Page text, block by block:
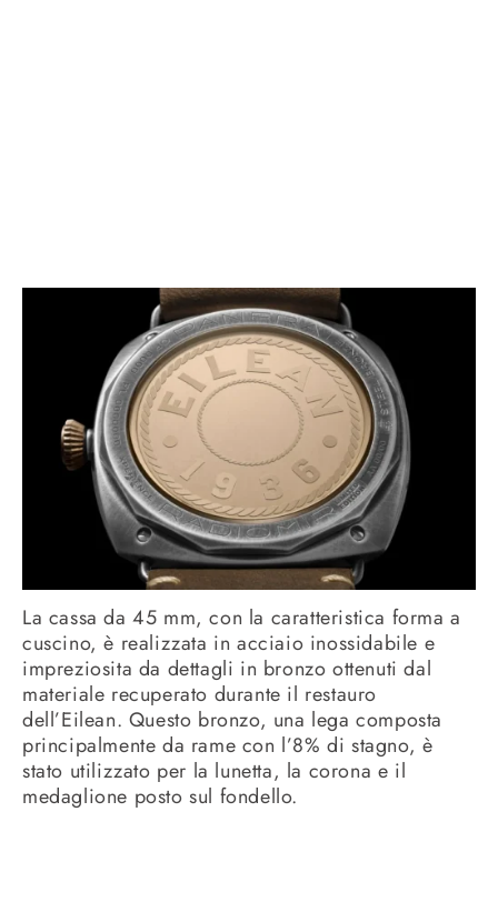
La cassa da 45 mm, con la caratteristica forma a
cuscino, è realizzata in acciaio inossidabile e
impreziosita da dettagli in bronzo ottenuti dal
materiale recuperato durante il restauro
dell’Eilean. Questo bronzo, una lega composta
principalmente da rame con l’8% di stagno, è
stato utilizzato per la lunetta, la corona e il
medaglione posto sul fondello.